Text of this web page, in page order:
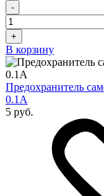
-
+
В корзину
Предохранитель
0.1A
5 руб.